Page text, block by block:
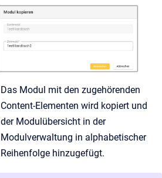
Das Modul mit den zugehörenden
Content-Elementen wird kopiert und
der Modulübersicht in der
Modulverwaltung in alphabetischer
Reihenfolge hinzugefügt.